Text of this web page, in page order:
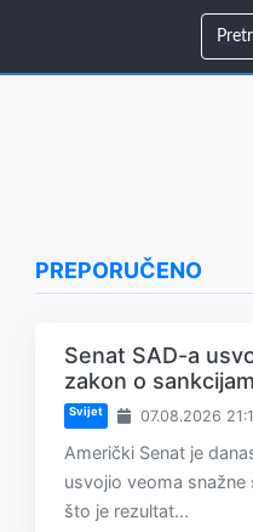
PREPORUČENO
Senat SAD-a
zakon o
Svijet 07.08.2026
Američki Senat je
usvojio veoma snažne
što je rezultat...